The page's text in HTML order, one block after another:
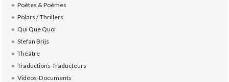
Poètes & Poèmes
Polars / Thrillers
Qui Que Quoi
Stefan Brijs
Théâtre
Traductions-Traducteurs
Vidéos-Documents